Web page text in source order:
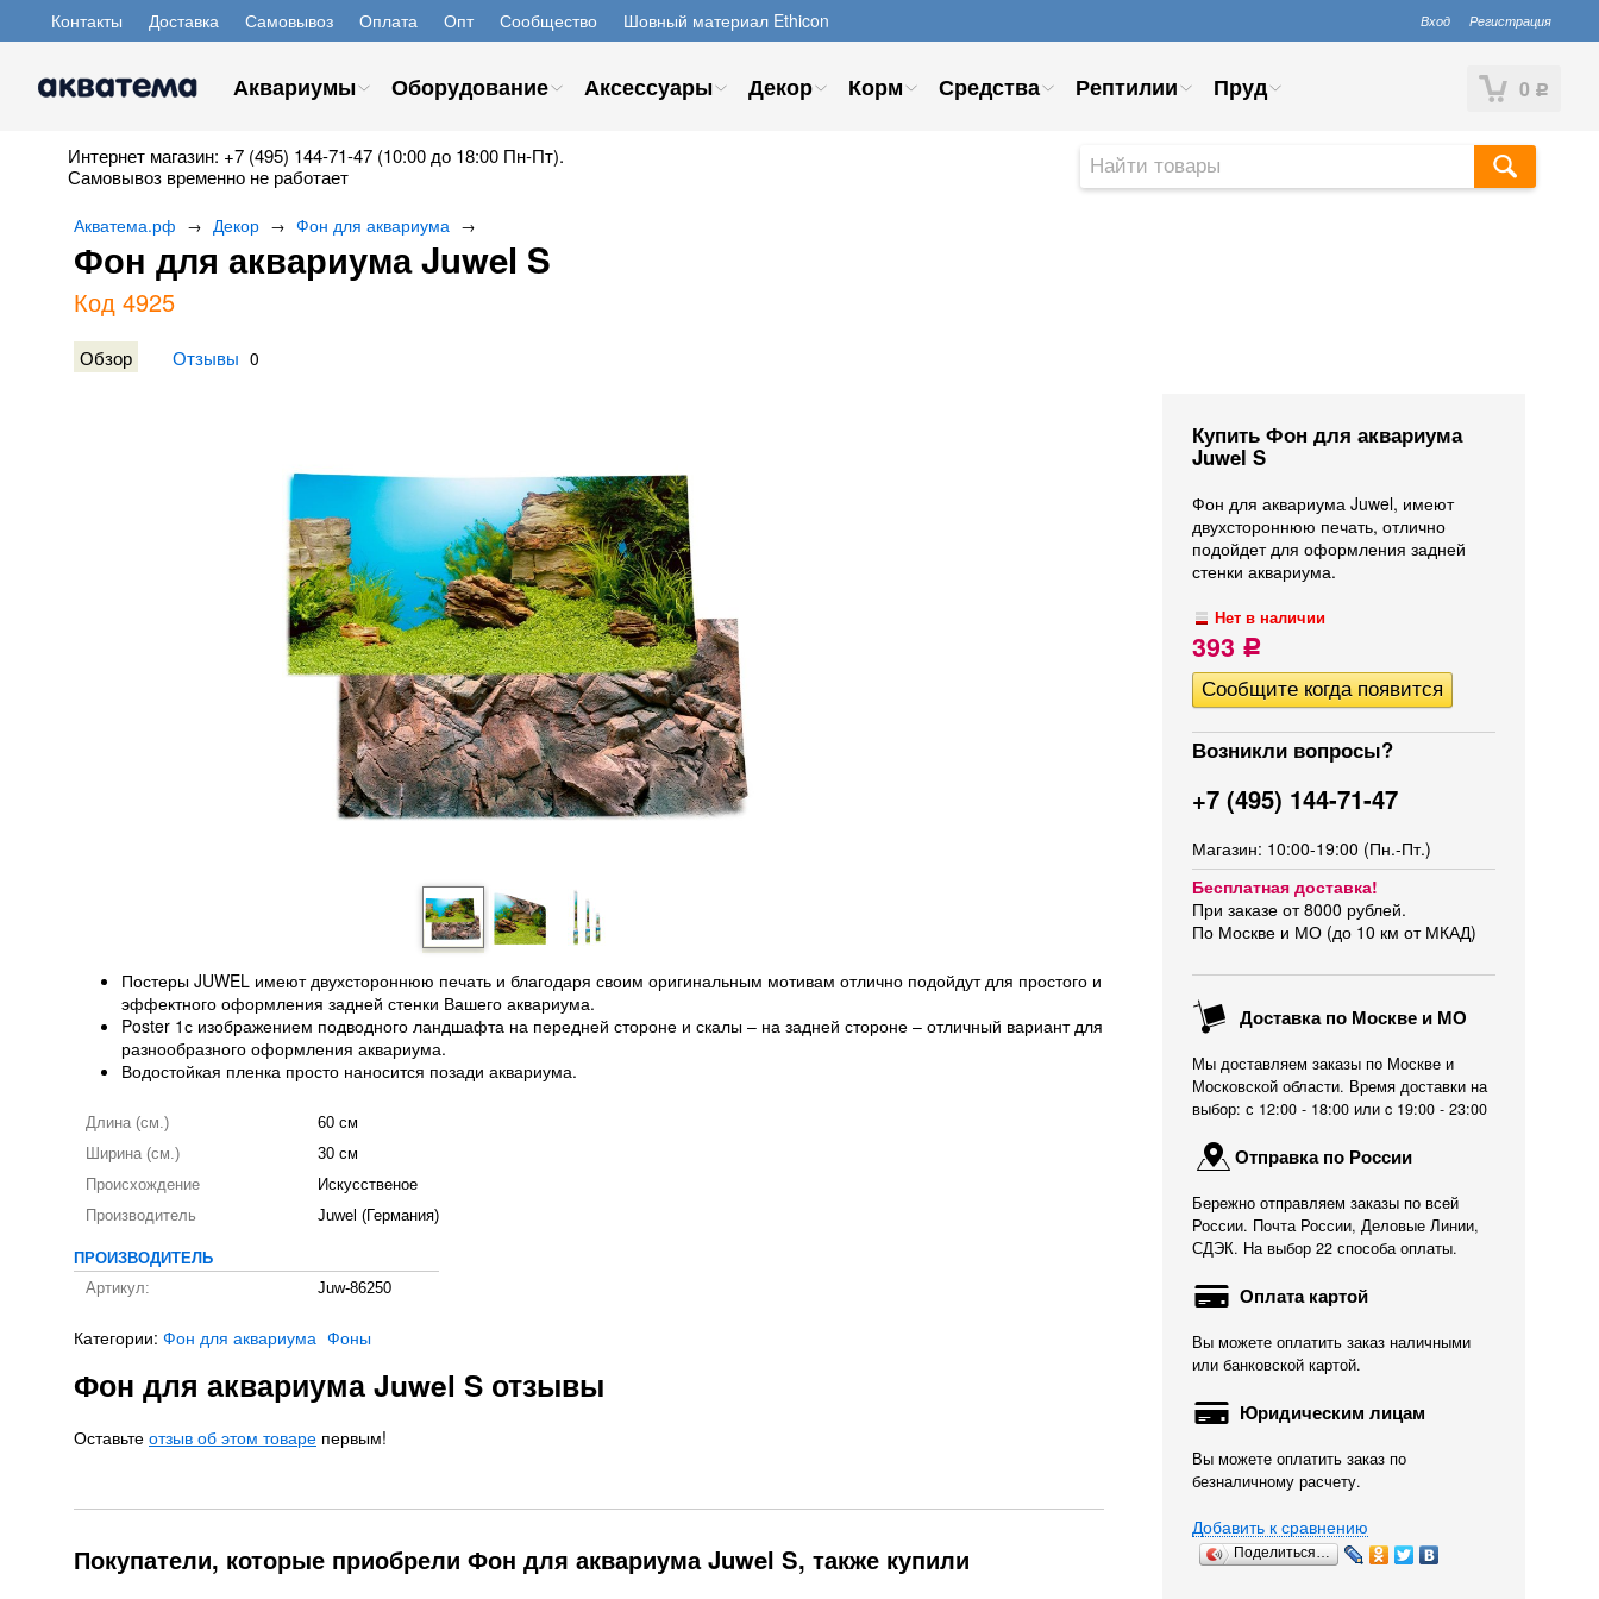
Контакты Доставка Самовывоз Оплата Опт Сообщество Шовный материал Ethicon Вход Регистрация
0 Р
Аквариумы Оборудование Аксессуары Декор Корм Средства Рептилии Пруд
Интернет магазин: +7 (495) 144-71-47 (10:00 до 18:00 Пн-Пт).
Самовывоз временно не работает
Акватема.рф → Декор → Фон для аквариума →
Фон для аквариума Juwel S
Код 4925
Обзор Отзывы 0
Купить Фон для аквариума
Juwel S
Фон для аквариума Juwel, имеют
двухстороннюю печать, отлично
подойдет для оформления задней
стенки аквариума.
Нет в наличии
393 Р
Возникли вопросы?
+7 (495) 144-71-47
Магазин: 10:00-19:00 (Пн.-Пт.)
Бесплатная доставка!
При заказе от 8000 рублей.
По Москве и МО (до 10 км от МКАД)
Доставка по Москве и МО
Мы доставляем заказы по Москве и
Московской области. Время доставки на
выбор: с 12:00 - 18:00 или c 19:00 - 23:00
Отправка по России
Бережно отправляем заказы по всей
России. Почта России, Деловые Линии,
СДЭК. На выбор 22 способа оплаты.
Оплата картой
Вы можете оплатить заказ наличными
или банковской картой.
Юридическим лицам
Вы можете оплатить заказ по
безналичному расчету.
Добавить к сравнению
Поделиться…
Постеры JUWEL имеют двухстороннюю печать и благодаря своим оригинальным мотивам отлично подойдут для простого и
эффектного оформления задней стенки Вашего аквариума.
Poster 1с изображением подводного ландшафта на передней стороне и скалы – на задней стороне – отличный вариант для
разнообразного оформления аквариума.
Водостойкая пленка просто наносится позади аквариума.
Длина (см.)
60 см
Ширина (см.)
30 см
Происхождение
Искусственое
Производитель
Juwel (Германия)
ПРОИЗВОДИТЕЛЬ
Артикул:
Juw-86250
Категории: Фон для аквариума Фоны
Фон для аквариума Juwel S отзывы
Оставьте отзыв об этом товаре первым!
Покупатели, которые приобрели Фон для аквариума Juwel S, также купили